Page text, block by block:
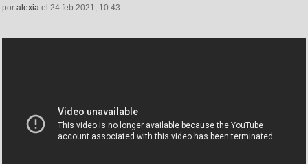
por alexia el 24 feb 2021, 10:43